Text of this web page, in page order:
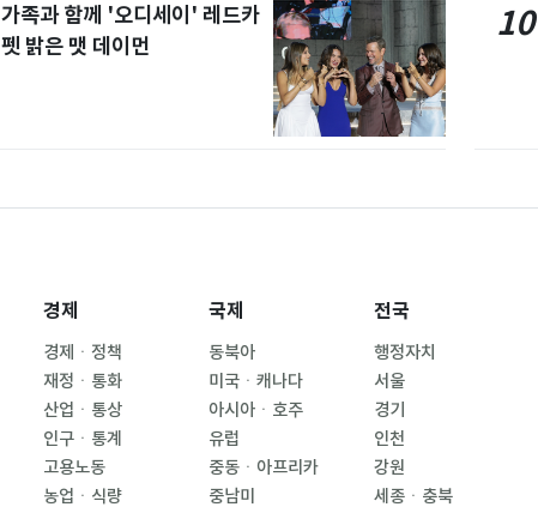
가족과 함께 '오디세이' 레드카
펫 밝은 맷 데이먼
10
경제
경제ㆍ정책
재정ㆍ통화
산업ㆍ통상
인구ㆍ통계
고용노동
농업ㆍ식량
국제
동북아
미국ㆍ캐나다
아시아ㆍ호주
유럽
중동ㆍ아프리카
중남미
전국
행정자치
서울
경기
인천
강원
세종ㆍ충북